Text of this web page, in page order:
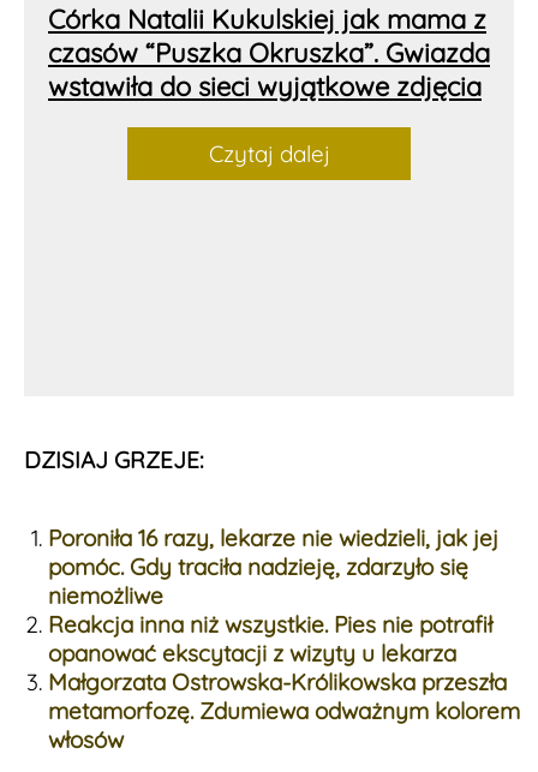
Córka Natalii Kukulskiej jak mama z
czasów “Puszka Okruszka”. Gwiazda
wstawiła do sieci wyjątkowe zdjęcia
Czytaj dalej
DZISIAJ GRZEJE:
Poroniła 16 razy, lekarze nie wiedzieli, jak jej
pomóc. Gdy traciła nadzieję, zdarzyło się
niemożliwe
Reakcja inna niż wszystkie. Pies nie potrafił
opanować ekscytacji z wizyty u lekarza
Małgorzata Ostrowska-Królikowska przeszła
metamorfozę. Zdumiewa odważnym kolorem
włosów